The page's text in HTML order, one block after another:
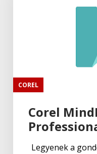
COREL
Corel
Legyenek a